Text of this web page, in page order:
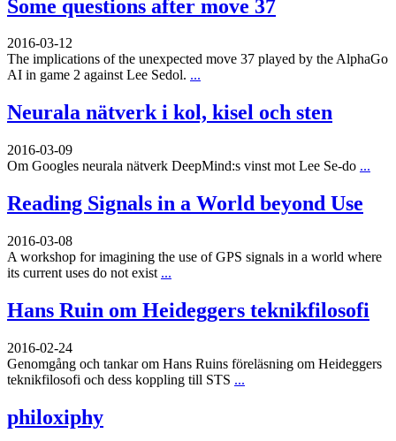
Some questions after move 37
2016-03-12
The implications of the unexpected move 37 played by the AlphaGo
AI in game 2 against Lee Sedol. ...
Neurala nätverk i kol, kisel och sten
2016-03-09
Om Googles neurala nätverk DeepMind:s vinst mot Lee Se-do ...
Reading Signals in a World beyond Use
2016-03-08
A workshop for imagining the use of GPS signals in a world where
its current uses do not exist ...
Hans Ruin om Heideggers teknikfilosofi
2016-02-24
Genomgång och tankar om Hans Ruins föreläsning om Heideggers
teknikfilosofi och dess koppling till STS ...
philoxiphy